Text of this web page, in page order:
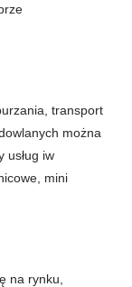
transport
można
usług iw
mini
na rynku,